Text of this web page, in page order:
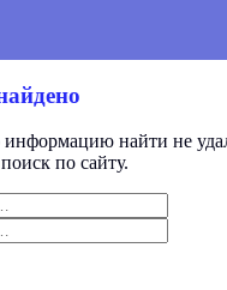
найти не
по сайту.